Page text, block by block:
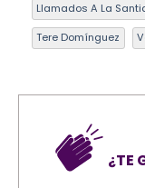
Llamados A La
Tere Domínguez
¿TE